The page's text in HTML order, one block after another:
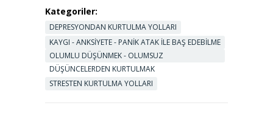
Kategoriler:
DEPRESYONDAN KURTULMA YOLLARI
KAYGI - ANKSIYETE - PANIK ATAK ILE BAŞ EDEBILME
OLUMLU DÜŞÜNMEK - OLUMSUZ
DÜŞÜNCELERDEN KURTULMAK
STRESTEN KURTULMA YOLLARI